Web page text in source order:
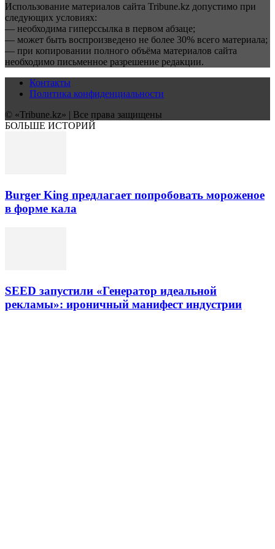
Использование материалов сайта Tribune.kz допустимо при
следующих условиях:
— необходима гиперссылка в первом абзаце;
— может быть воспроизведено не более 30% всего материала;
— при копировании полного объёма материалов сайта
необходимо письменное разрешение редакции.
Контакты
Политика конфиденциальности
© «Tribune.kz» | Все права защищены
БОЛЬШЕ ИСТОРИЙ
Burger King предлагает попробовать мороженое
в форме кала
SEED запустили «Генератор идеальной
рекламы»: ироничный манифест индустрии